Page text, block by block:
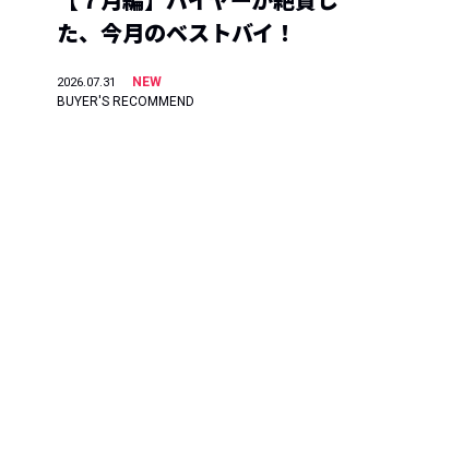
た、今月のベストバイ！
2026.07.31
NEW
BUYER'S RECOMMEND